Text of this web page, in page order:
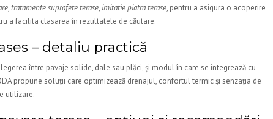
,tratamente suprafete terase,imitatie piatra terase, pentru a asigura o acoperire
a facilita clasarea în rezultatele de căutare.
– detaliu practică
între pavaje solide, dale sau plăci, și modul în care se integrează cu
propune soluții care optimizează drenajul, confortul termic și senzația de
utilizare.